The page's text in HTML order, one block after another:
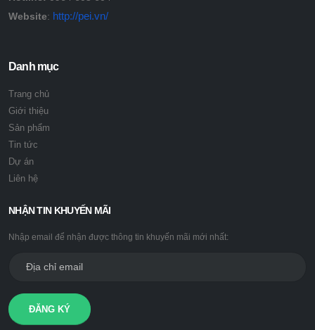
Website: http://pei.vn/
Danh mục
Trang chủ
Giới thiệu
Sản phẩm
Tin tức
Dự án
Liên hệ
NHẬN TIN KHUYẾN MÃI
Nhập email để nhận được thông tin khuyến mãi mới nhất:
ĐĂNG KÝ